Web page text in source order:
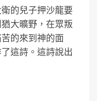
的兒子押沙龍要
大曠野，在眾叛
的來到神的面
這詩。這詩說出